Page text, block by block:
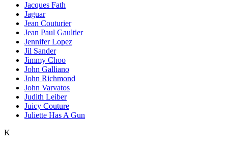
Jacques Fath
Jaguar
Jean Couturier
Jean Paul Gaultier
Jennifer Lopez
Jil Sander
Jimmy Choo
John Galliano
John Richmond
John Varvatos
Judith Leiber
Juicy Couture
Juliette Has A Gun
K